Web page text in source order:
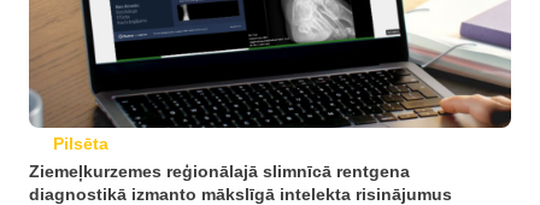
Pilsēta
Ziemeļkurzemes reģionālajā slimnīcā rentgena
diagnostikā izmanto mākslīgā intelekta risinājumus